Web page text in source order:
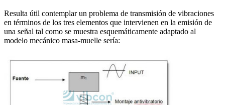
Resulta útil contemplar un problema de transmisión de vibraciones
en términos de los tres elementos que intervienen en la emisión de
una señal tal como se muestra esquemáticamente adaptado al
modelo mecánico masa-muelle sería: